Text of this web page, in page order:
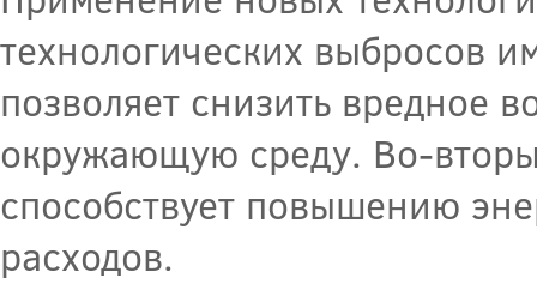
технологических выбросов
позволяет снизить вредное
окружающую среду. Во-
способствует повышению
расходов.